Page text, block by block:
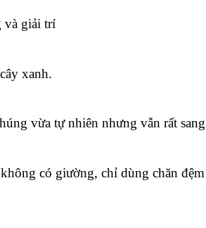
và giải trí
xanh.
vừa tự nhiên nhưng vẫn rất
có giường, chỉ dùng chăn đệm